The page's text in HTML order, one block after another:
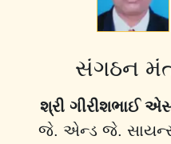
સંગઠન
શ્રી ગીરીશભાઈ
જે. એન્ડ જે.